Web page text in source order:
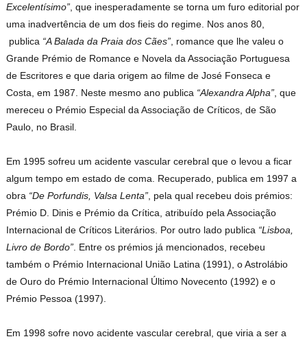
Excelentísimo” , que inesperadamente se torna um furo editorial por
uma inadvertência de um dos fieis do regime. Nos anos 80,
publica “A Balada da Praia dos Cães” , romance que lhe valeu o
Grande Prémio de Romance e Novela da Associação Portuguesa
de Escritores e que daria origem ao filme de José Fonseca e
Costa, em 1987. Neste mesmo ano publica “Alexandra Alpha” , que
mereceu o Prémio Especial da Associação de Críticos, de São
Paulo, no Brasil.
Em 1995 sofreu um acidente vascular cerebral que o levou a ficar
algum tempo em estado de coma. Recuperado, publica em 1997 a
obra “De Porfundis, Valsa Lenta” , pela qual recebeu dois prémios:
Prémio D. Dinis e Prémio da Crítica, atribuído pela Associação
Internacional de Críticos Literários. Por outro lado publica “Lisboa,
Livro de Bordo” . Entre os prémios já mencionados, recebeu
também o Prémio Internacional União Latina (1991), o Astrolábio
de Ouro do Prémio Internacional Último Novecento (1992) e o
Prémio Pessoa (1997).
Em 1998 sofre novo acidente vascular cerebral, que viria a ser a